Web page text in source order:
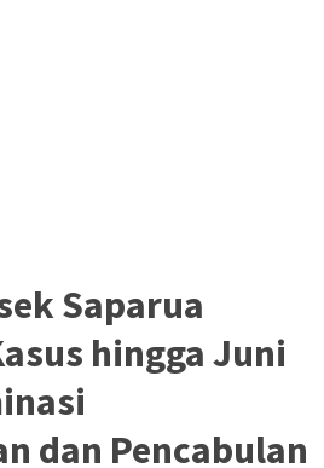
Saparua
hingga Juni
dan Pencabulan